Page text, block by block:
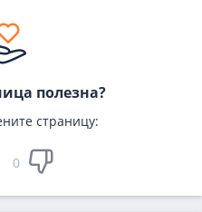
полезна?
страницу:
0